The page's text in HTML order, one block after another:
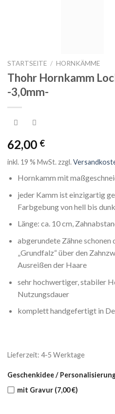
STARTSEITE / HORNKÄMME
Thohr Hornkamm
-3,0mm-
62,00 €
inkl. 19 % MwSt. zzgl.
Hornkamm mit
jeder Kamm ist einzigartig
Farbgebung von hell bis
Länge: ca. 10 cm,
abgerundete Zähne schonen
„Grundfalz“ über den
Ausreißen der Haare
sehr hochwertiger, stabiler
Nutzungsdauer
komplett handgefertigt in
Lieferzeit: 4-5 Werktage
Geschenkidee /
mit Gravur (7,00 €)